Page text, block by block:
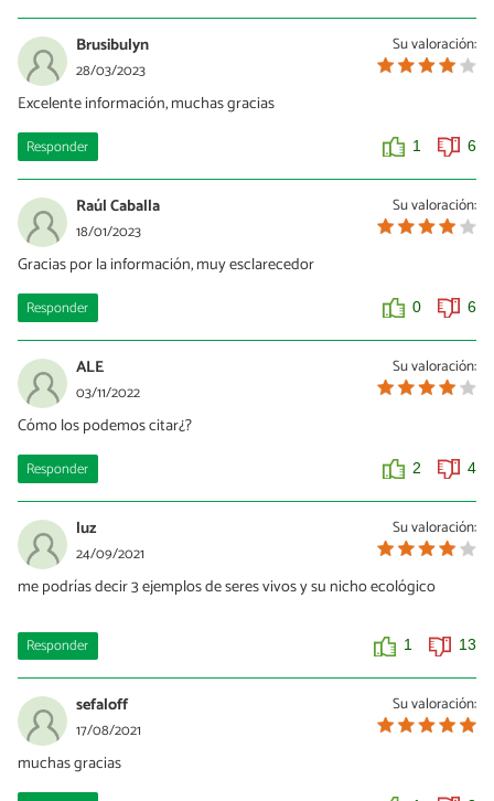
Su valoración:
Brusibulyn
28/03/2023
Excelente información, muchas gracias
Responder 1 6
Su valoración:
Raúl Caballa
18/01/2023
Gracias por la información, muy esclarecedor
Responder 0 6
Su valoración:
ALE
03/11/2022
Cómo los podemos citar¿?
Responder 2 4
Su valoración:
luz
24/09/2021
me podrías decir 3 ejemplos de seres vivos y su nicho ecológico
Responder 1 13
Su valoración:
sefaloff
17/08/2021
muchas gracias